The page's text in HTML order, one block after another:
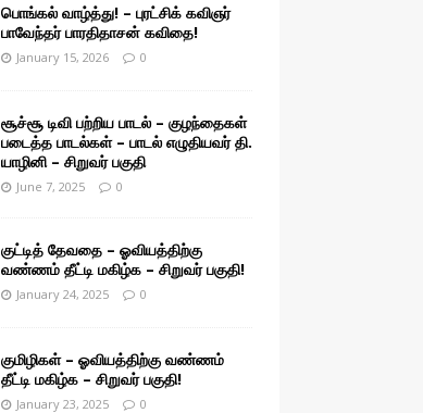
பொங்கல் வாழ்த்து! – புரட்சிக் கவிஞர்
பாவேந்தர் பாரதிதாசன் கவிதை!
January 15, 2026 0
சூச்சூ டிவி பற்றிய பாடல் – குழந்தைகள்
படைத்த பாடல்கள் – பாடல் எழுதியவர் தி.
யாழினி – சிறுவர் பகுதி
June 7, 2025 0
குட்டித் தேவதை – ஓவியத்திற்கு
வண்ணம் தீட்டி மகிழ்க – சிறுவர் பகுதி!
January 24, 2025 0
குமிழிகள் – ஓவியத்திற்கு வண்ணம்
தீட்டி மகிழ்க – சிறுவர் பகுதி!
January 23, 2025 0